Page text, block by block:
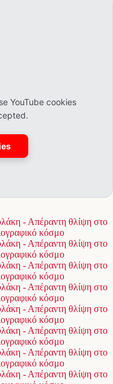
YouTube cookies